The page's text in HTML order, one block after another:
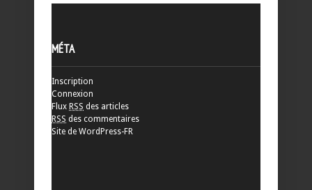
MÉTA
Inscription
Connexion
Flux RSS des articles
RSS des commentaires
Site de WordPress-FR